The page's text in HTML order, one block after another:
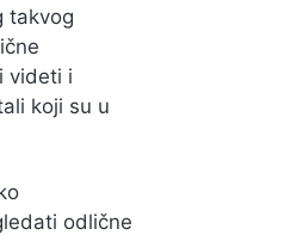
takvog
videti i
koji su u
odlične